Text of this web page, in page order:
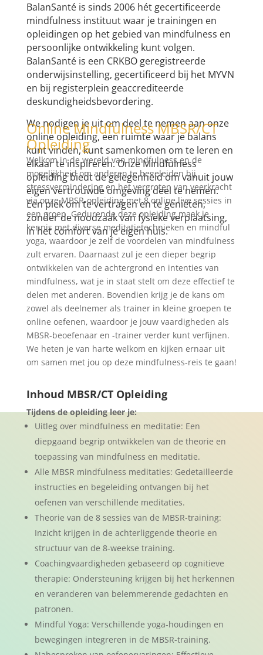
BalanSanté is sinds 2006 hét gecertificeerde
mindfulness instituut waar je trainingen en
opleidingen op het gebied van mindfulness en
persoonlijke ontwikkeling kunt volgen.
BalanSanté is een CRKBO geregistreerde
onderwijsinstelling, gecertificeerd bij het MYVN
en bij registerplein geaccrediteerde
deskundigheidsbevordering.
We nodigen je uit om deel te nemen aan onze
online opleiding, een ruimte waar je balans
kunt vinden, kunt samenkomen om te leren en
elkaar te inspireren. Onze Mindfulness
opleiding biedt de gelegenheid om vanuit jouw
eigen vertrouwde omgeving deel te nemen.
Een plek om te vertragen en te genieten,
zonder de noodzaak van fysieke verplaatsing,
in het comfort van je eigen huis.
Online Mindfulness MBSR/CT
Opleiding
Welkom in de wereld van mindfulness en de
mogelijkheid om anderen te begeleiden bij
stressvermindering en het vergroten van veerkracht
via onze MBSR-opleiding met 8 online live sessies in
een groep. Gedurende deze opleiding maak je
kennis met diverse meditatietechnieken en mindful
yoga, waardoor je zelf de voordelen van mindfulness
zult ervaren. Daarnaast zul je een dieper begrip
ontwikkelen van de achtergrond en intenties van
mindfulness, wat je in staat stelt om deze effectief te
delen met anderen. Bovendien krijg je de kans om
zowel als deelnemer als trainer in kleine groepen te
online oefenen, waardoor je jouw vaardigheden als
MBSR-beoefenaar en -trainer verder kunt verfijnen.
We heten je van harte welkom en kijken ernaar uit
om samen met jou op deze mindfulness-reis te gaan!
Inhoud MBSR/CT Opleiding
Tijdens de opleiding leer je:
Uitleg over mindfulness en meditatie: Een
diepgaand begrip ontwikkelen van de theorie en
toepassing van mindfulness en meditatie.
Alle MBSR mindfulness meditaties: Gedetailleerde
instructies en begeleiding ontvangen bij het
oefenen van verschillende meditaties.
Theorie van de 8 sessies van de MBSR-training:
Inzicht krijgen in de achterliggende theorie en
structuur van de 8-weekse training.
Coachingvaardigheden gebaseerd op cognitieve
therapie: Ondersteuning krijgen bij het herkennen
en veranderen van belemmerende gedachten en
patronen.
Mindful Yoga: Verschillende yoga-houdingen en
bewegingen integreren in de MBSR-training.